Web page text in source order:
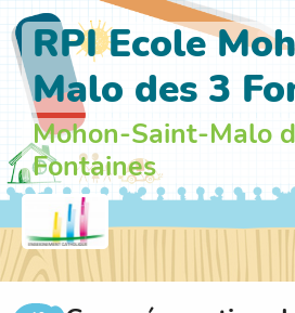
RPI Ecole
Malo des 3
Mohon-Saint-Malo
Fontaines